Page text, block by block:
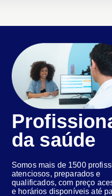
da saúde
Somos mais de 1500
atenciosos, preparados e
qualificados, com preço
e horários disponíveis até